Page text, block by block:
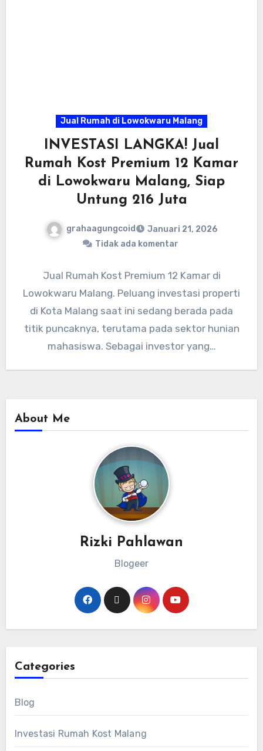
Jual Rumah di Lowokwaru Malang
INVESTASI LANGKA! Jual
Rumah Kost Premium 12 Kamar
di Lowokwaru Malang, Siap
Untung 216 Juta
grahaagungcoid
Januari 21, 2026
Tidak ada komentar
Jual Rumah Kost Premium 12 Kamar di
Lowokwaru Malang. Peluang investasi properti
di Kota Malang saat ini sedang berada pada
titik puncaknya, terutama pada sektor hunian
mahasiswa. Sebagai investor yang…
About Me
Rizki Pahlawan
Blogeer
Categories
Blog
Investasi Rumah Kost Malang